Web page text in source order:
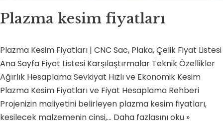
Plazma kesim fiyatları
Plazma Kesim Fiyatları | CNC Sac, Plaka, Çelik Fiyat Listesi
Ana Sayfa Fiyat Listesi Karşılaştırmalar Teknik Özellikler
Ağırlık Hesaplama Sevkiyat Hızlı ve Ekonomik Kesim
Plazma Kesim Fiyatları ve Fiyat Hesaplama Rehberi
Projenizin maliyetini belirleyen plazma kesim fiyatları,
kesilecek malzemenin cinsi,… Daha fazlasını oku »